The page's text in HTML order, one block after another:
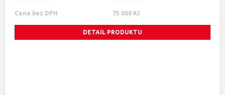
Cena bez DPH 75 000 Kč
DETAIL PRODUKTU